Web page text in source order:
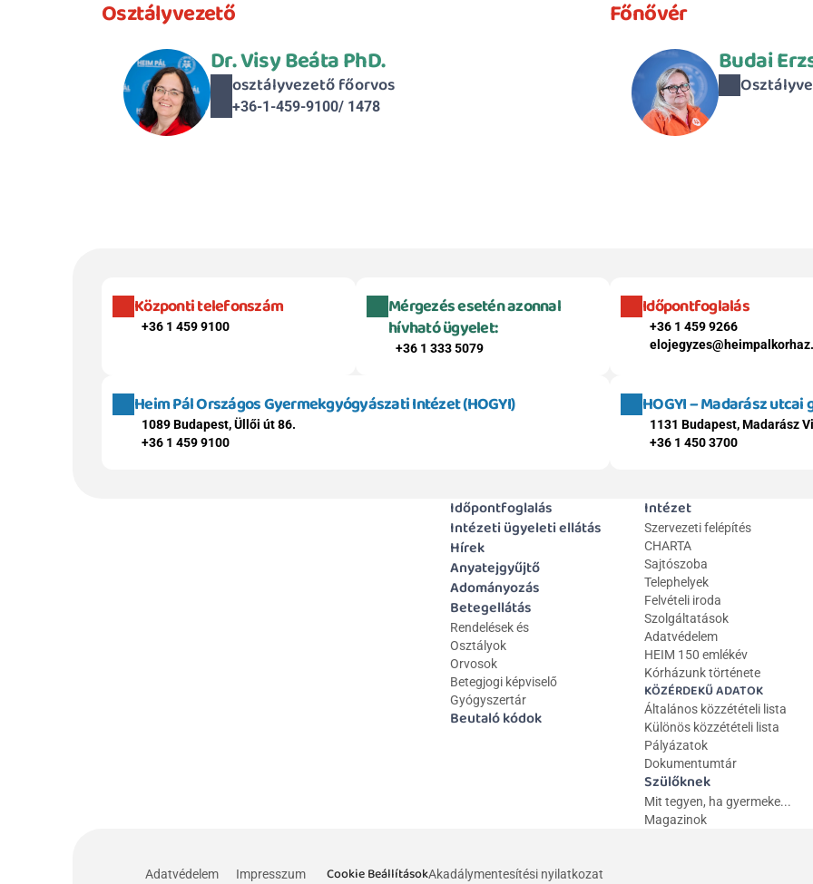
Osztályvezető
Dr. Visy Beáta PhD.
osztályvezető főorvos
+36-1-459-9100/ 1478
Főnővér
Budai
Központi telefonszám
+36 1 459 9100
Mérgezés esetén azonnal
hívható ügyelet:
+36 1 333 5079
Időpontfoglalás
+36 1 459 9266
Heim Pál Országos Gyermekgyógyászati Intézet (HOGYI)
1089 Budapest, Üllői út 86.
+36 1 459 9100
HOGYI – Madarász
1131 Budapest, Madarász
+36 1 450 3700
Időpontfoglalás
Intézeti ügyeleti ellátás
Hírek
Anyatejgyűjtő
Adományozás
Betegellátás
Rendelések és
Osztályok
Orvosok
Betegjogi képviselő
Gyógyszertár
Beutaló kódok
Intézet
Szervezeti felépítés
CHARTA
Sajtószoba
Telephelyek
Felvételi iroda
Szolgáltatások
Adatvédelem
HEIM 150 emlékév
Kórházunk története
KÖZÉRDEKŰ ADATOK
Általános közzétételi lista
Különös közzétételi lista
Pályázatok
Dokumentumtár
Szülőknek
Mit tegyen, ha gyermeke...
Magazinok
Adatvédelem Impresszum Cookie BeállításokAkadálymentesítési nyilatkozat